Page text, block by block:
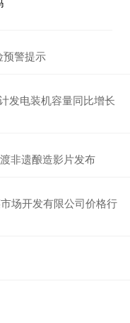
预警提示
发电装机容量同比增长
非遗酿造影片发布
场开发有限公司价格行